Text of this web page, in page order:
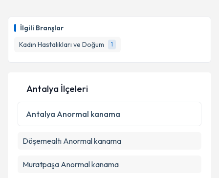
İlgili Branşlar
Kadın Hastalıkları ve Doğum
1
Antalya İlçeleri
Antalya Anormal kanama
Döşemealtı Anormal kanama
Muratpaşa Anormal kanama